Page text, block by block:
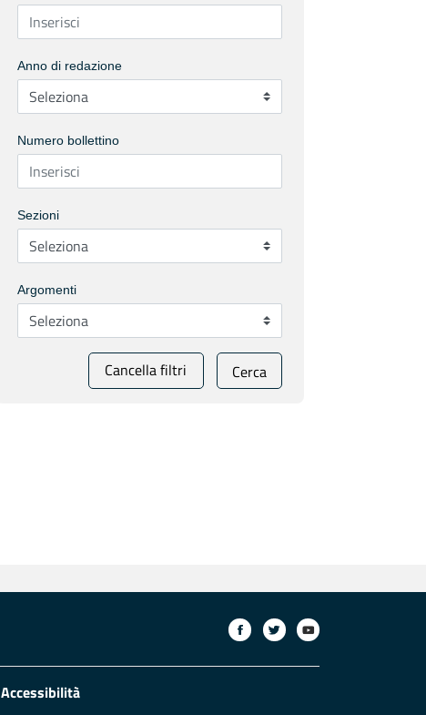
Anno di redazione
Numero bollettino
Sezioni
Argomenti
Cancella filtri Cerca
Accessibilità